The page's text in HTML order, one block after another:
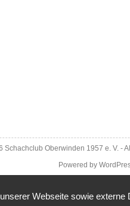
Schachclub Oberwinden 1957 e. V.-
Powered by
Webseite sowie